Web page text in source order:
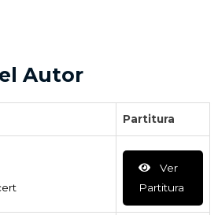
Autor
Partitura
Ver
Partitura